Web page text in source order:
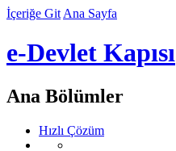
İçeriğe Git Ana Sayfa
e-Devlet Kapısı
Ana Bölümler
Hızlı Çözüm